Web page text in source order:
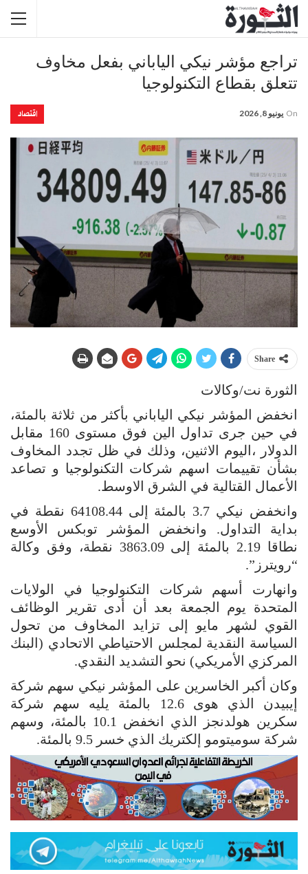
تراجع مؤشر نيكي الياباني بفعل مخاوف
تتعلق بقطاع التكنولوجيا
اقتصاد On يونيو 8, 2026
Share
الثورة نت/وكالات
انخفض المؤشر نيكي الياباني بأكثر من ثلاثة بالمئة،
في حين جرى تداول ‌الين فوق مستوى 160 مقابل
الدولار ،اليوم الاثنين، وذلك في ظل تجدد المخاوف
بشأن تقييمات اسهم شركات التكنولوجيا و تصاعد
الأعمال القتالية في الشرق الاوسط.
وانخفض نيكي 3.7 ⁠بالمئة إلى 64108.44 نقطة في
بداية التداول. وانخفض المؤشر توبكس الأوسع
نطاقا 2.19 بالمئة إلى 3863.09 نقطة، وفق وكالة
“رويترز”.
وانهارت أسهم شركات التكنولوجيا في الولايات
المتحدة يوم الجمعة بعد أن أدى تقرير الوظائف
القوي لشهر مايو إلى تزايد المخاوف من تحول
السياسة النقدية لمجلس الاحتياطي ‌الاتحادي (البنك
⁠المركزي الأمريكي) نحو التشديد النقدي.
وكان أكبر الخاسرين على المؤشر نيكي سهم شركة
إيبيدن الذي هوى 12.6 بالمئة ⁠يليه سهم شركة
سكرين هولدنجز الذي انخفض 10.1 بالمئة، وسهم
شركة سوميتومو إلكتريك الذي خسر 9.5 بالمئة.